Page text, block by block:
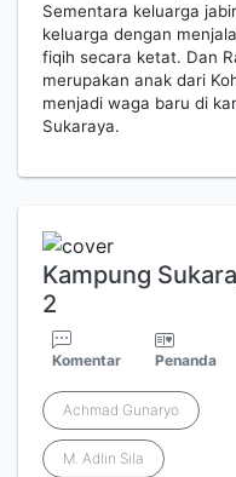
Sementara keluarga
keluarga dengan
fiqih secara ketat. Dan
merupakan anak dari
menjadi waga baru di
Sukaraya.
Kampung
2
Komentar Penanda
Achmad Gunaryo
M. Adlin Sila